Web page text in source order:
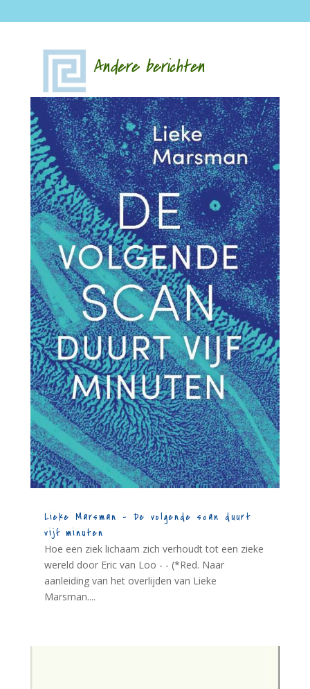
Andere berichten
Lieke Marsman – De volgende scan duurt
vijf minuten
Hoe een ziek lichaam zich verhoudt tot een zieke
wereld door Eric van Loo - - (*Red. Naar
aanleiding van het overlijden van Lieke
Marsman....